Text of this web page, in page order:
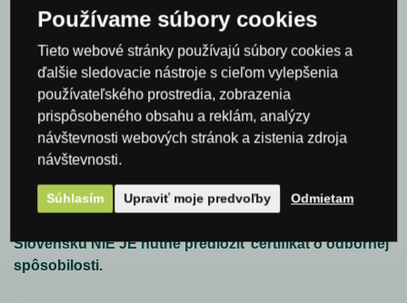
Ostružiník, Pleseň ostružiníková, po zbere, pred
výskytom choroby, AT 2,6 kg 1000 l max. 1× za rok,
minor. reg.: ÚKZÚZ
Vínna réva, Pleseň viniča, do BBCH 61 (začiatok
kvitnutia,) 21 1,5 kg minimálna koncentrácia 0,3 %
max. 500 l max. 3×
Vínna réva, Pleseň viniča, od BBCH 61 (počiatok
kvitnutia), 21 3 kg minimálna koncentrácia 0,3 %
max. 1000 l max. 3×
Slovensku NIE JE nutné predložiť certifikát o odbornej
spôsobilosti.
Používame súbory cookies
Tieto webové stránky používajú súbory cookies a
ďalšie sledovacie nástroje s cieľom vylepšenia
používateľského prostredia, zobrazenia
prispôsobeného obsahu a reklám, analýzy
návštevnosti webových stránok a zistenia zdroja
návštevnosti.
Súhlasím Upraviť moje predvoľby Odmietam